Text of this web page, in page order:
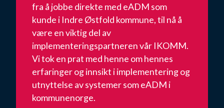
fra å jobbe direkte med eADM som
kunde i Indre Østfold kommune, til nå å
være en viktig del av
implementeringspartneren vår IKOMM.
Vi tok en prat med henne om hennes
erfaringer og innsikt i implementering og
utnyttelse av systemer som eADM i
kommunenorge.